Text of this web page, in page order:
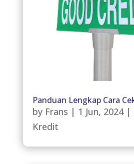
Panduan Lengkap Cara
by Frans | 1 Jun, 2024|
Kredit